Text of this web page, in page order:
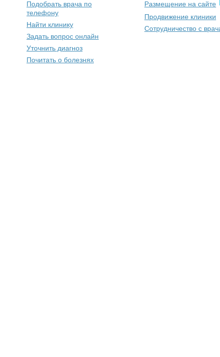
Подобрать врача по
телефону
Найти клинику
Задать вопрос онлайн
Уточнить диагноз
Почитать о болезнях
Размещение на сайте
Продвижение клиники
Сотрудничество с